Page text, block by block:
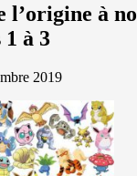
l’origine à
à 3
2019